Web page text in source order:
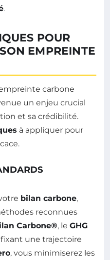
.
POUR
EMPREINTE
carbone
un enjeu crucial
et sa crédibilité.
à appliquer pour
bilan carbone,
reconnues
Carbone®, le GHG
fixant une trajectoire
, vous minimiserez les